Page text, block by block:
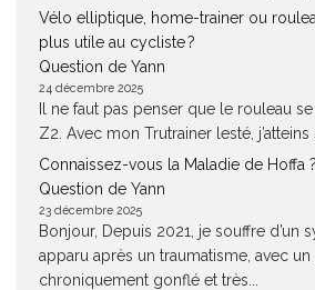
Vélo elliptique, home-trainer ou
plus utile au cycliste ?
Question de Yann
24 décembre 2025
Il ne faut pas penser que le rouleau
Z2. Avec mon Trutrainer lesté, j’atteins
Connaissez-vous la Maladie de Hoffa ?
Question de Yann
23 décembre 2025
Bonjour, Depuis 2021, je souffre d’un
apparu après un traumatisme, avec
chroniquement gonflé et très...